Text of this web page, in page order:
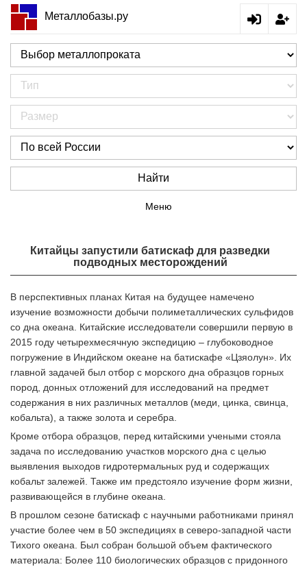
Металлобазы.ру
Найти
Меню
Китайцы запустили батискаф для разведки
подводных месторождений
В перспективных планах Китая на будущее намечено
изучение возможности добычи полиметаллических сульфидов
со дна океана. Китайские исследователи совершили первую в
2015 году четырехмесячную экспедицию – глубоководное
погружение в Индийском океане на батискафе «Цзяолун». Их
главной задачей был отбор с морского дна образцов горных
пород, донных отложений для исследований на предмет
содержания в них различных металлов (меди, цинка, свинца,
кобальта), а также золота и серебра.
Кроме отбора образцов, перед китайскими учеными стояла
задача по исследованию участков морского дна с целью
выявления выходов гидротермальных руд и содержащих
кобальт залежей. Также им предстояло изучение форм жизни,
развивающейся в глубине океана.
В прошлом сезоне батискаф с научными работниками принял
участие более чем в 50 экспедициях в северо-западной части
Тихого океана. Был собран большой объем фактического
материала: Более 110 биологических образцов с придонного